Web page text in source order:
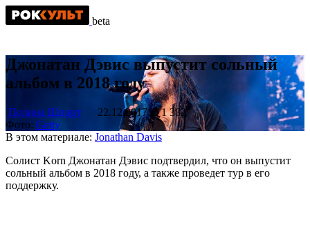
beta
Джонатан Дэвис выпустит сольный
альбом в 2018 году
Полина Шпорт 22.12.2017
1 382
Фото: Getty
В этом материале: Jonathan Davis
Солист Korn Джонатан Дэвис подтвердил, что он выпустит
сольный альбом в 2018 году, а также проведет тур в его
поддержку.